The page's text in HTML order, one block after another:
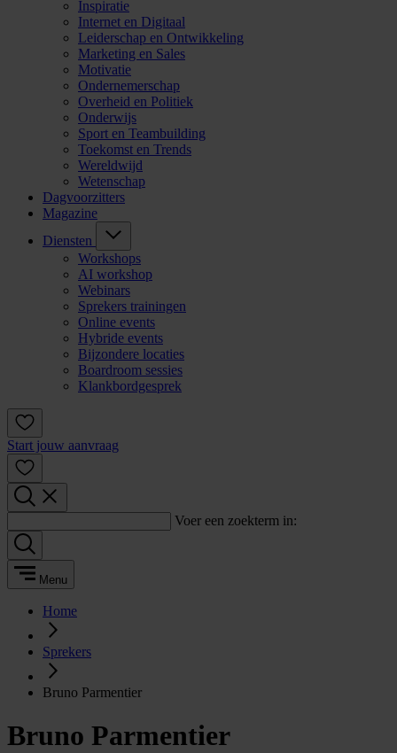
Inspiratie
Internet en Digitaal
Leiderschap en Ontwikkeling
Marketing en Sales
Motivatie
Ondernemerschap
Overheid en Politiek
Onderwijs
Sport en Teambuilding
Toekomst en Trends
Wereldwijd
Wetenschap
Dagvoorzitters
Magazine
Diensten
Workshops
AI workshop
Webinars
Sprekers trainingen
Online events
Hybride events
Bijzondere locaties
Boardroom sessies
Klankbordgesprek
Start jouw aanvraag
Voer een zoekterm in:
Menu
Home
Sprekers
Bruno Parmentier
Bruno Parmentier